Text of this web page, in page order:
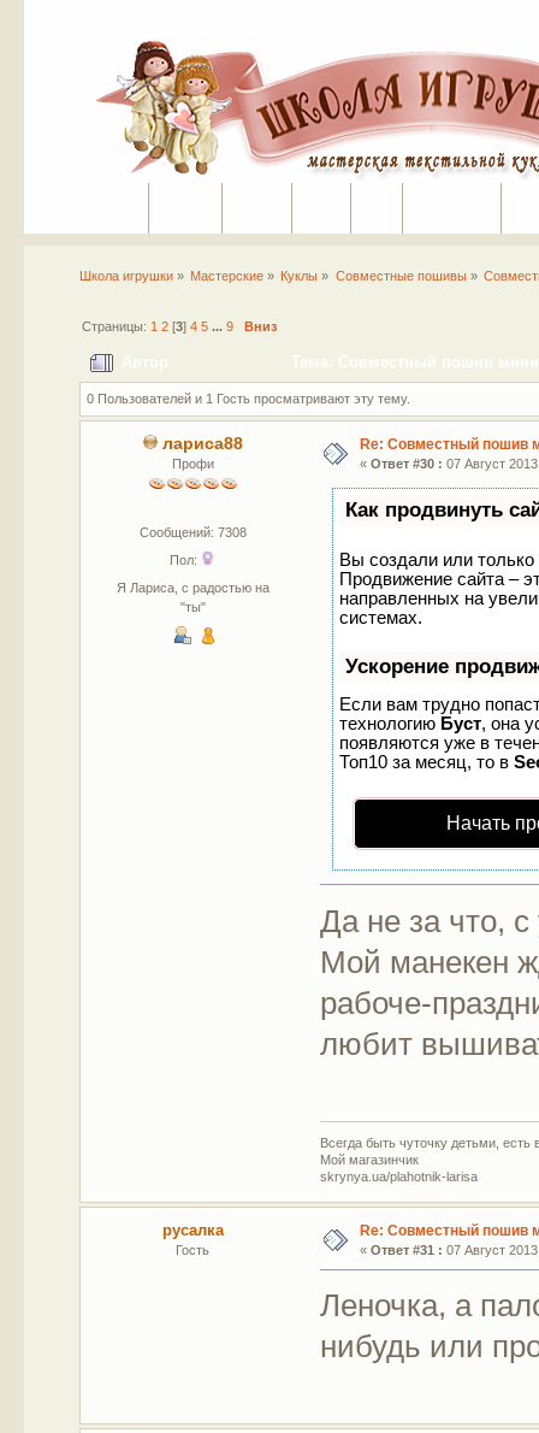
Школа игрушки» Мастерские » Куклы » Совместные пошивы»
Страницы: 1 2[3] 4 5 ... 9 Вниз
Автор Тема: Совместный пошив
0 Пользователей и 1 Гость просматривают эту тему.
лариса88
Профи
Сообщений: 7308
Пол:
Я Лариса, с радостью на
"ты"
Re: Совместный пошив
« Ответ #30 : 07 Август
Как продвинуть
Вы создали или только
Продвижение сайта –
направленных на
системах.
Ускорение
Если вам трудно
технологию Буст, она
появляются уже в
Топ10 за месяц, то в
Начать
Да не за что,
Мой манекен
рабоче-
любит
Всегда быть чуточку детьми,
Мой магазинчик
skrynya.ua/plahotnik-larisa
русалка
Гость
Re: Совместный пошив
« Ответ #31 : 07 Август
Леночка, а
нибудь или